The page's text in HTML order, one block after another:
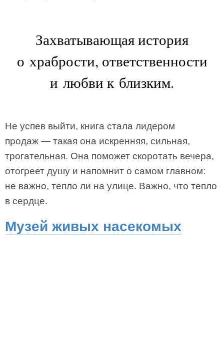
Захватывающая история
о храбрости, ответственности
и любви к близким.
Не успев выйти, книга стала лидером
продаж — такая она искренняя, сильная,
трогательная. Она поможет скоротать вечера,
отогреет душу и напомнит о самом главном:
не важно, тепло ли на улице. Важно, что тепло
в сердце.
Музей живых насекомых